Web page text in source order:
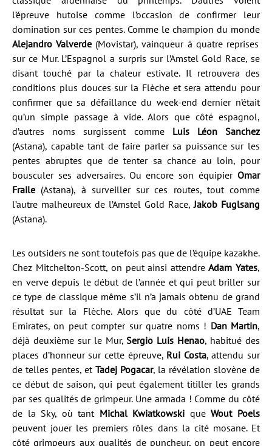
l’épreuve hutoise comme l’occasion de confirmer leur
domination sur ces pentes. Comme le champion du monde
Alejandro Valverde (Movistar), vainqueur à quatre reprises
sur ce Mur. L’Espagnol a surpris sur l’Amstel Gold Race, se
disant touché par la chaleur estivale. Il retrouvera des
conditions plus douces sur la Flèche et sera attendu pour
confirmer que sa défaillance du week-end dernier n’était
qu’un simple passage à vide. Alors que côté espagnol,
d’autres noms surgissent comme Luis Léon Sanchez
(Astana), capable tant de faire parler sa puissance sur les
pentes abruptes que de tenter sa chance au loin, pour
bousculer ses adversaires. Ou encore son équipier Omar
Fraile (Astana), à surveiller sur ces routes, tout comme
l’autre malheureux de l’Amstel Gold Race,Jakob Fuglsang
(Astana).
Les outsiders ne sont toutefois pas que de l’équipe kazakhe.
Chez Mitchelton-Scott, on peut ainsi attendre Adam Yates,
en verve depuis le début de l’année et qui peut briller sur
ce type de classique même s’il n’a jamais obtenu de grand
résultat sur la Flèche. Alors que du côté d’UAE Team
Emirates, on peut compter sur quatre noms ! Dan Martin,
déjà deuxième sur le Mur,Sergio Luis Henao, habitué des
places d’honneur sur cette épreuve, Rui Costa, attendu sur
de telles pentes, et Tadej Pogacar, la révélation slovène de
ce début de saison, qui peut également titiller les grands
par ses qualités de grimpeur. Une armada ! Comme du côté
de la Sky, où tant Michal Kwiatkowski queWout Poels
peuvent jouer les premiers rôles dans la cité mosane. Et
côté grimpeurs aux qualités de puncheur, on peut encore